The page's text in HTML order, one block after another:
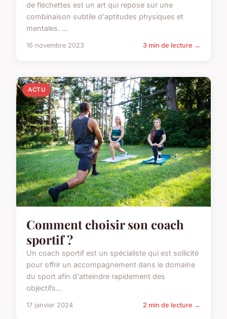
de fléchettes est un art qui repose sur une
combinaison subtile d'aptitudes physiques et
mentales. ...
16 novembre 2023 3 min de lecture →
ACTU
Comment choisir son coach
sportif ?
Un coach sportif est un spécialiste qui est sollicité
pour offrir un accompagnement dans le domaine
du sport afin d'atteindre rapidement des
objectifs...
17 janvier 2024 2 min de lecture →